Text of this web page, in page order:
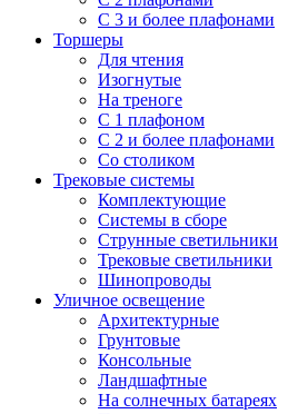
С 3 и более плафонами
Торшеры
Для чтения
Изогнутые
На треноге
С 1 плафоном
С 2 и более плафонами
Со столиком
Трековые системы
Комплектующие
Системы в сборе
Струнные светильники
Трековые светильники
Шинопроводы
Уличное освещение
Архитектурные
Грунтовые
Консольные
Ландшафтные
На солнечных батареях